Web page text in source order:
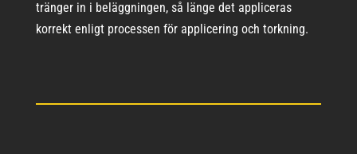
tränger in i beläggningen, så länge det appliceras
korrekt enligt processen för applicering och torkning.